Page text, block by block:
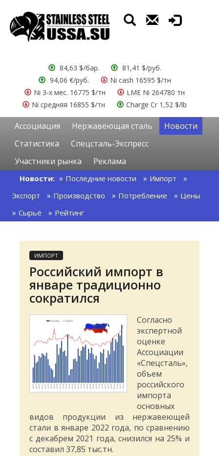
84,63 $/бар.
81,41 $/руб.
94,06 €/руб.
Ni cash 16595 $/тн
Ni 3-х мес. 16775 $/тн
LME Ni 264780 тн
Ni средняя 16855 $/тн
Charge Cr 1,52 $/lb
Ассоциация Нержавеющая сталь
Новости
Статистика
Спецсталь-Экспресс
Участники рынка
Реклама
Новости: Последние новости
Импорт
Экспорт
Производство Потребление
Цены
Сырьё
Рейтинг
ИМПОРТ
Российский импорт в
январе традиционно
сократился
Согласно
экспертной
оценке
Ассоциации
«Спецсталь»,
объем
российского
импорта
основных
видов продукции из нержавеющей
стали в январе 2022 года, по сравнению
с декабрем 2021 года, снизился на 25% и
составил 37,85 тыс.тн.